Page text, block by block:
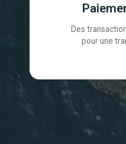
Des
pour une